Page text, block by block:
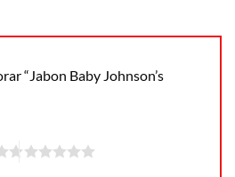
“Jabon Baby Johnson’s